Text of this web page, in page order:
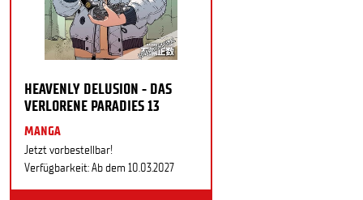
HEAVENLY DELUSION - DAS
VERLORENE PARADIES 13
MANGA
Jetzt vorbestellbar!
Verfügbarkeit: Ab dem 10.03.2027